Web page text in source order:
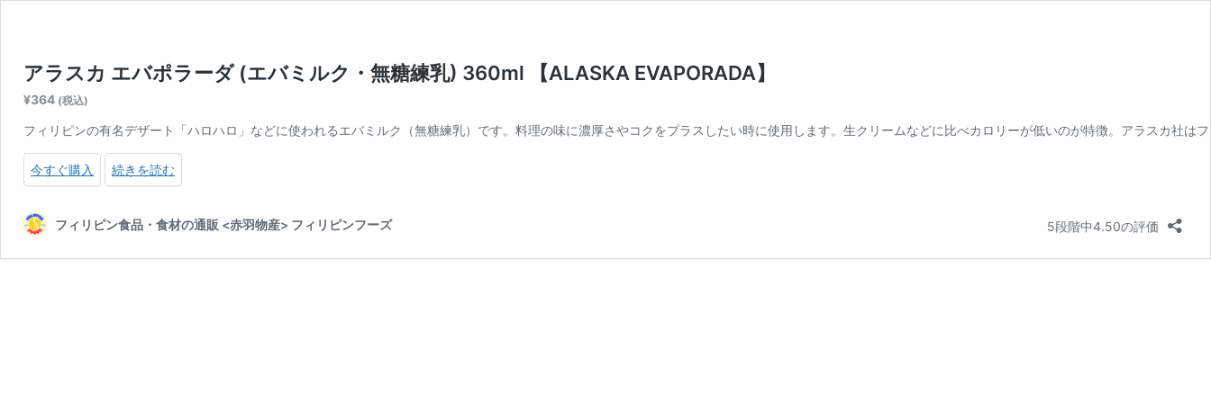
アラスカ エバポラーダ (エバミルク・無糖練乳) 360ml 【ALASKA EVAPORADA】
¥364 (税込)
フィリピンの有名デザート「ハロハロ」などに使われるエバミルク（無糖練乳）です。料理の味に濃厚さやコクをプラスしたい時に使用します。生クリームなどに比べカロリーが低いのが特徴。アラスカ社は
今すぐ購入 続きを読む
フィリピン食品・食材の通販 <赤羽物産> フィリピンフーズ 5段階中4.50の評価